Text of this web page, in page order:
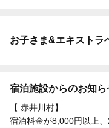
お子さま&エキストラ
宿泊施設からのお知ら
【 赤井川村】
宿泊料金が8,000円以上